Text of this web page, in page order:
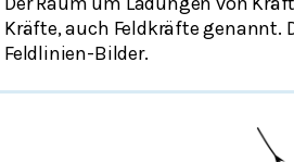
Kräfte, auch Feldkräfte genannt.
Feldlinien-Bilder.